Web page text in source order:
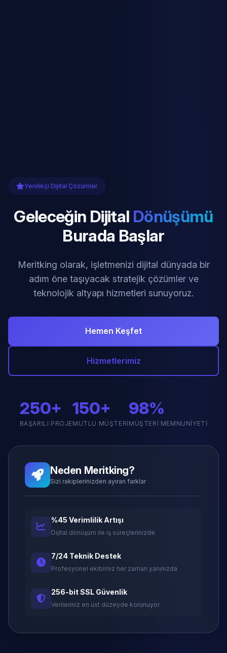
Yenilikçi Dijital Çözümler
Geleceğin Dijital Dönüşümü
Burada Başlar
Meritking olarak, işletmenizi dijital dünyada bir
adım öne taşıyacak stratejik çözümler ve
teknolojik altyapı hizmetleri sunuyoruz.
Hemen Keşfet
Hizmetlerimiz
250+
BAŞARILI PROJE
150+
MUTLU MÜŞTERI
98%
MÜŞTERI MEMNUNIYETI
Neden Meritking?
Sizi rakiplerinizden ayıran farklar
%45 Verimlilik Artışı
Dijital dönüşüm ile iş süreçlerinizde
7/24 Teknik Destek
Profesyonel ekibimiz her zaman yanınızda
256-bit SSL Güvenlik
Verileriniz en üst düzeyde korunuyor